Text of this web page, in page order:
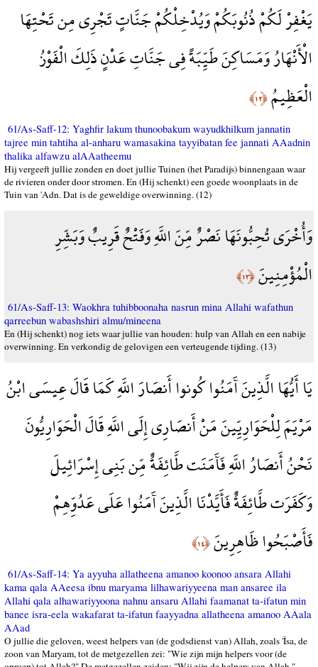
يَغْفِرْ لَكُمْ ذُنُوبَكُمْ وَيُدْخِلْكُمْ جَنَّاتٍ تَجْرِي مِن تَحْتِهَا
الْأَنْهَارُ وَمَسَاكِنَ طَيِّبَةً فِي جَنَّاتِ عَدْنٍ ذَلِكَ الْفَوْزُ
الْعَظِيمُ﴿١٢﴾
61/As-Saff-12: Yaghfir lakum thunoobakum wayudkhilkum jannatin
tajree min tahtiha al-anharu wamasakina tayyibatan fee jannati AAadnin
thalika alfawzu alAAatheemu
Hij vergeeft jullie zonden en doet jullie Tuinen (het Paradijs) binnengaan waar
de rivieren onder door stromen. En (Hij schenkt) een goede woonplaats in de
Tuin van 'Adn. Dat is de geweldige overwinning. (12)
وَأُخْرَى تُحِبُّونَهَا نَصْرٌ مِّنَ اللَّهِ وَفَتْحٌ قَرِيبٌ وَبَشِّرِ
الْمُؤْمِنِينَ﴿١٣﴾
61/As-Saff-13: Waokhra tuhibboonaha nasrun mina Allahi wafathun
qarreebun wabashshiri almu/mineena
En (Hij schenkt) nog iets waar jullie van houden: hulp van Allah en een nabije
overwinning. En verkondig de gelovigen een verteugende tijding. (13)
يَا أَيُّهَا الَّذِينَ آَمَنُوا كُونوا أَنصَارَ اللَّهِ كَمَا قَالَ عِيسَى ابْنُ
مَرْيَمَ لِلْحَوَارِيِّينَ مَنْ أَنصَارِي إِلَى اللَّهِ قَالَ الْحَوَارِيُّونَ
نَحْنُ أَنصَارُ اللَّهِ فَآَمَنَت طَّائِفَةٌ مِّن بَنِي إِسْرَائِيلَ
وَكَفَرَت طَّائِفَةٌ فَأَيَّدْنَا الَّذِينَ آَمَنُوا عَلَى عَدُوِّهِمْ
فَأَصْبَحُوا ظَاهِرِينَ﴿١٤﴾
61/As-Saff-14: Ya ayyuha allatheena amanoo koonoo ansara Allahi
kama qala AAeesa ibnu maryama lilhawariyyeena man ansaree ila
Allahi qala alhawariyyoona nahnu ansaru Allahi faamanat ta-ifatun min
banee isra-eela wakafarat ta-ifatun faayyadna allatheena amanoo AAala
AAad
O jullie die geloven, weest helpers van (de godsdienst van) Allah, zoals 'Îsa, de
zoon van Maryam, tot de metgezellen zei: "Wie zijn mijn helpers voor (de